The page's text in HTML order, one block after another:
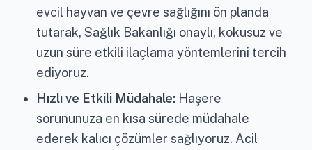
evcil hayvan ve çevre sağlığını ön planda
tutarak, Sağlık Bakanlığı onaylı, kokusuz ve
uzun süre etkili ilaçlama yöntemlerini tercih
ediyoruz.
Hızlı ve Etkili Müdahale: Haşere
sorununuza en kısa sürede müdahale
ederek kalıcı çözümler sağlıyoruz. Acil